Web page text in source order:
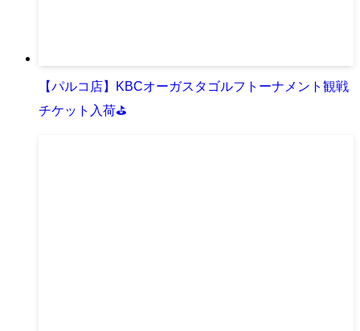
【パルコ店】KBCオーガスタゴルフトーナメント観戦
チケット入荷⛳